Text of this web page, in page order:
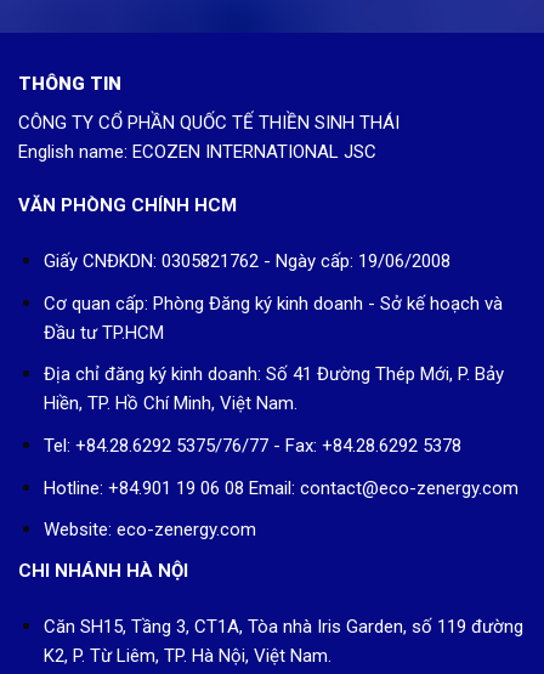
THÔNG TIN
CÔNG TY CỔ PHẦN QUỐC TẾ THIỀN SINH THÁI
English name: ECOZEN INTERNATIONAL JSC
VĂN PHÒNG CHÍNH HCM
Giấy CNĐKDN: 0305821762 - Ngày cấp: 19/06/2008
Cơ quan cấp: Phòng Đăng ký kinh doanh - Sở kế hoạch và
Đầu tư TP.HCM
Địa chỉ đăng ký kinh doanh: Số 41 Đường Thép Mới, P. Bảy
Hiền, TP. Hồ Chí Minh, Việt Nam.
Tel: +84.28.6292 5375/76/77 - Fax: +84.28.6292 5378
Hotline: +84.901 19 06 08 Email: contact@eco-zenergy.com
Website: eco-zenergy.com
CHI NHÁNH HÀ NỘI
Căn SH15, Tầng 3, CT1A, Tòa nhà Iris Garden, số 119 đường
K2, P. Từ Liêm, TP. Hà Nội, Việt Nam.